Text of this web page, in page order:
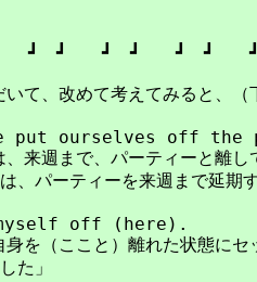
　┛　┛　　┛　┛　　┛
、改めて考えてみると、（
put ourselves off the
まで、パーティーと離して
ーティーを来週まで延期す
off (here).
（ここと）離れた状態にセ
」